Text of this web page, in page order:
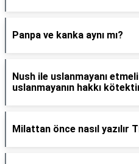
Panpa ve kanka aynı mı?
Nush ile uslanmayanı
uslanmayanın hakkı
Milattan önce nasıl yazılır